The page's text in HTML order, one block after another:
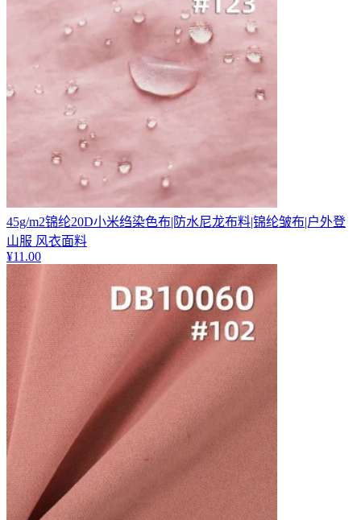
45g/m2锦纶20D小米绉染色布|防水尼龙布料|锦纶皱布|户外登
山服 风衣面料
¥11.00